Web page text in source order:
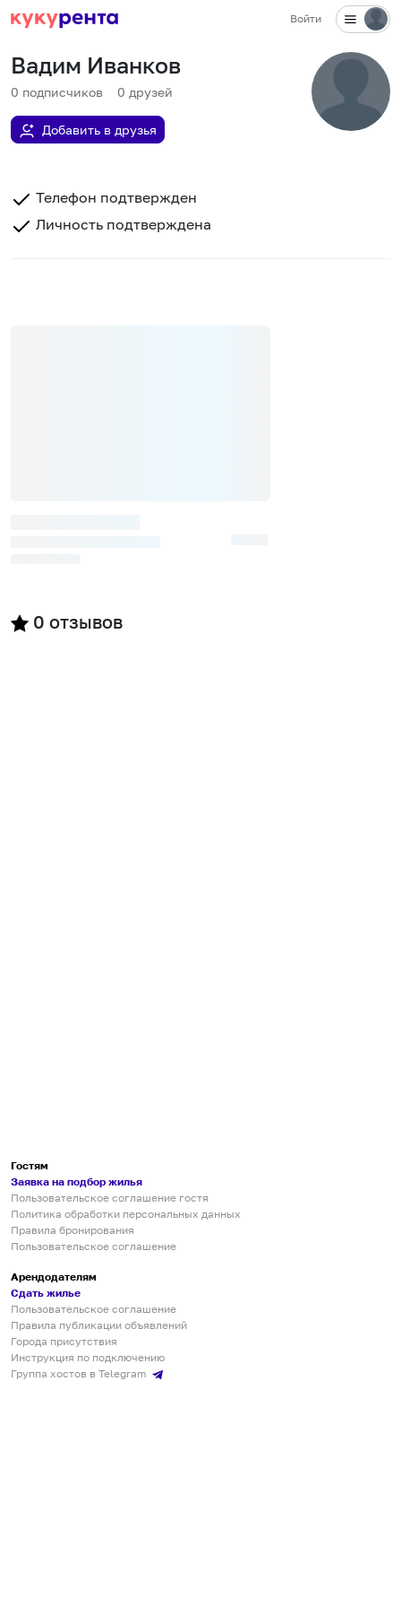
Войти
Вадим Иванков
0 подписчиков 0 друзей
Добавить в друзья
Телефон подтвержден
Личность подтверждена
0 отзывов
Гостям
Заявка на подбор жилья
Пользовательское соглашение гостя
Политика обработки персональных данных
Правила бронирования
Пользовательское соглашение
Арендодателям
Сдать жилье
Пользовательское соглашение
Правила публикации объявлений
Города присутствия
Инструкция по подключению
Группа хостов в Telegram